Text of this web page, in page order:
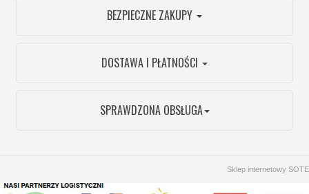
BEZPIECZNE ZAKUPY
DOSTAWA I PŁATNOŚCI
SPRAWDZONA OBSŁUGA
Sklep internetowy SOTE